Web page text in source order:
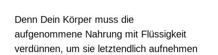
Denn Dein Körper muss die
aufgenommene Nahrung mit Flüssigkeit
verdünnen, um sie letztendlich aufnehmen